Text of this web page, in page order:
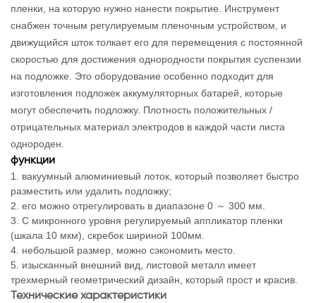
пленки, на которую нужно нанести покрытие. Инструмент
снабжен точным регулируемым пленочным устройством, и
движущийся шток толкает его для перемещения с постоянной
скоростью для достижения однородности покрытия суспензии
на подложке. Это оборудование особенно подходит для
изготовления подложек аккумуляторных батарей, которые
могут обеспечить подложку. Плотность положительных /
отрицательных материал электродов в каждой части листа
однороден.
функции
1. вакуумный алюминиевый лоток, который позволяет быстро
разместить или удалить подложку;
2. его можно отрегулировать в диапазоне 0 ～ 300 мм.
3. С микронного уровня регулируемый аппликатор пленки
(шкала 10 мкм), скребок шириной 100мм.
4. небольшой размер, можно сэкономить место.
5. изысканный внешний вид, листовой металл имеет
трехмерный геометрический дизайн, который прост и красив.
Технические характеристики